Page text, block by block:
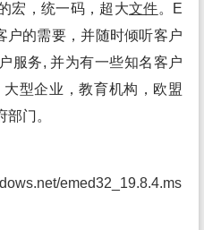
宏，统一码，超大文件。E
户的需要，并随时倾听客户
服务, 并为有一些知名客户
型企业，教育机构，欧盟
门。
emed32_19.8.4.ms